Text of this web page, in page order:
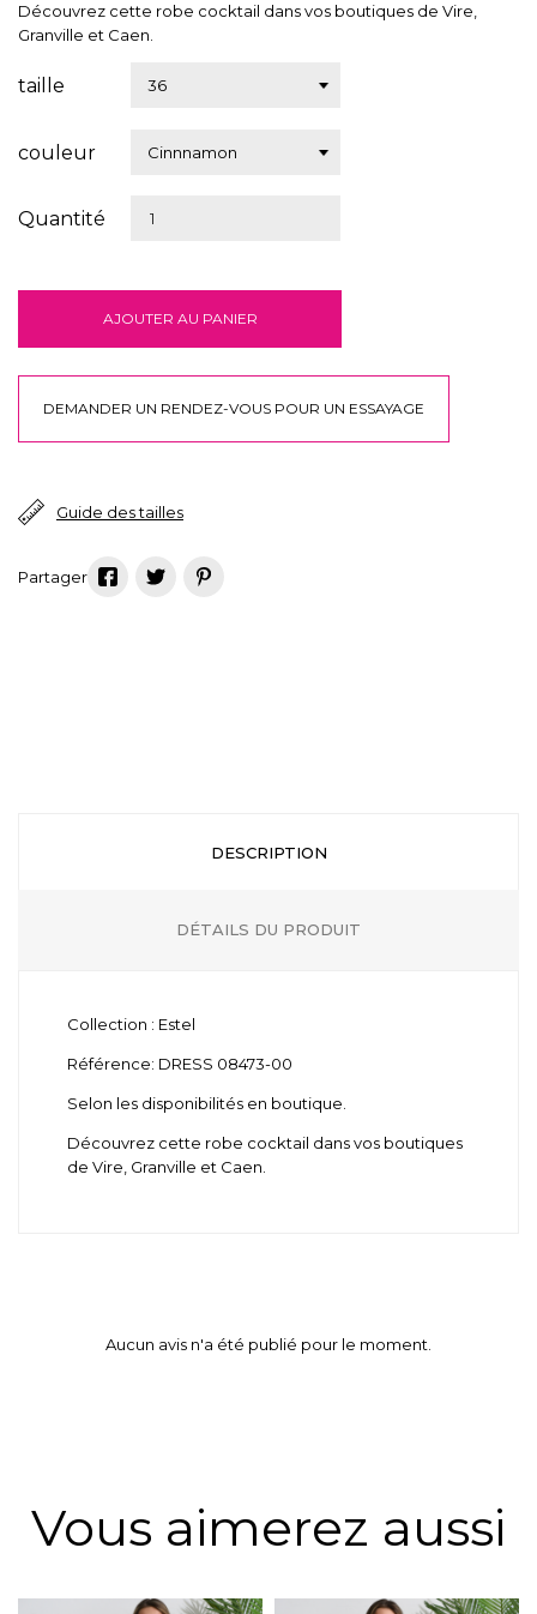
Découvrez cette robe cocktail dans vos boutiques de Vire,
Granville et Caen.
taille
couleur
Quantité
AJOUTER AU PANIER
DEMANDER UN RENDEZ-VOUS POUR UN ESSAYAGE
Guide des tailles
DESCRIPTION
DÉTAILS DU PRODUIT
Collection : Estel
Référence: DRESS 08473-00
Selon les disponibilités en boutique.
Découvrez cette robe cocktail dans vos boutiques
de Vire, Granville et Caen.
Aucun avis n'a été publié pour le moment.
Vous aimerez aussi